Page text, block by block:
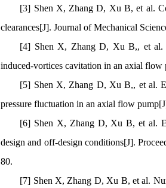
[3] Shen X, Zhang D, Xu B, et al.
clearances[J]. Journal of Mechanical
[4] Shen X, Zhang D, Xu B,, et al.
induced-vortices cavitation in an axial
[5] Shen X, Zhang D, Xu B,, et al.
pressure fluctuation in an axial flow
[6] Shen X, Zhang D, Xu B, et al.
design and off-design conditions[J].
80.
[7] Shen X, Zhang D, Xu B, et al.